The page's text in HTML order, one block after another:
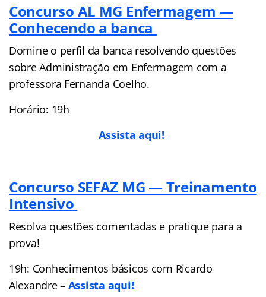
Concurso AL MG Enfermagem —
Conhecendo a banca
Domine o perfil da banca resolvendo questões
sobre Administração em Enfermagem com a
professora Fernanda Coelho.
Horário: 19h
Assista aqui!
Concurso SEFAZ MG — Treinamento
Intensivo
Resolva questões comentadas e pratique para a
prova!
19h: Conhecimentos básicos com Ricardo
Alexandre – Assista aqui!